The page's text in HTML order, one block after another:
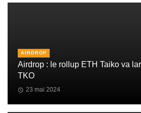
AIRDROP
Airdrop : le rollup ETH Taiko va
TKO
23 mai 2024